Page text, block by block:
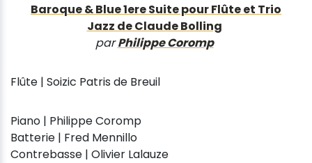
Baroque & Blue 1ere Suite pour Flûte et Trio
Jazz de Claude Bolling
parPhilippe Coromp
Flûte | Soizic Patris de Breuil
Piano | Philippe Coromp
Batterie | Fred Mennillo
Contrebasse | Olivier Lalauze